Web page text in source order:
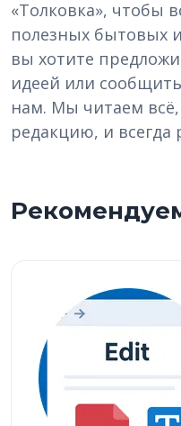
«Толковка», чтобы
полезных бытовых
вы хотите
идеей или
нам. Мы читаем
редакцию, и всегда